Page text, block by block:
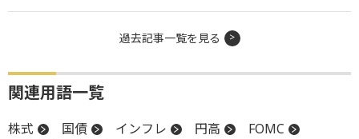
過去記事一覧を見る
関連用語一覧
株式 国債 インフレ 円高
FOMC